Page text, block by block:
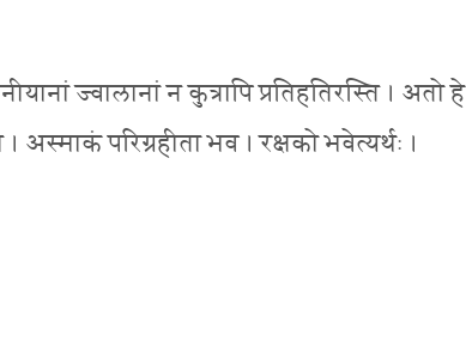
ज्वालानां न कुत्रापि प्रतिहतिरस्ति । अतो हे
अस्माकं परिग्रहीता भव । रक्षको भवेत्यर्थः ।